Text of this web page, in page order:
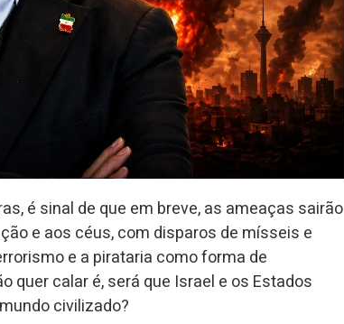
é sinal de que em breve, as ameaças sairão
e aos céus, com disparos de mísseis e
e a pirataria como forma de
quer calar é, será que Israel e os Estados
civilizado?